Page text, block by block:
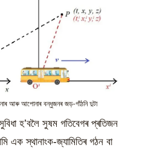
আৰু আপোনাৰ বন্ধুজনৰ জড়-গাঁঠনি দুটা
হ’বলৈ সুষম গতিবেগৰ প্ৰতিজন
এক স্থানাংক-জ্যামিতিৰ গঠন বা